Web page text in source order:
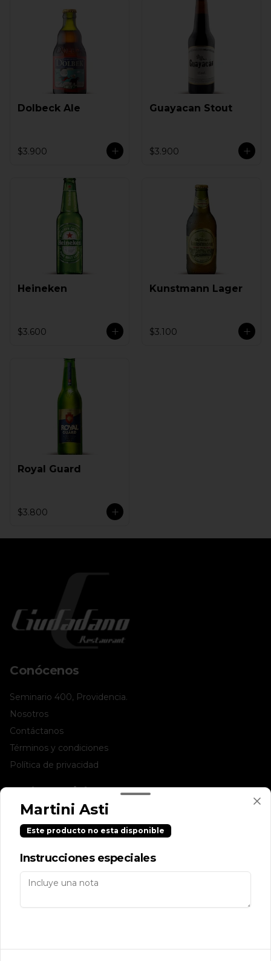
Dolbeck Ale
$3.900
Guayacan Stout
$3.900
Heineken
$3.600
Kunstmann Lager
$3.100
Royal Guard
$3.800
Conócenos
Seminario 400, Providencia.
Nosotros
Contáctanos
Términos y condiciones
Política de privacidad
Redes sociales
Instagram
Facebook
Mi cuenta
Iniciar sesión
Martini Asti
Este producto no esta disponible
Instrucciones especiales